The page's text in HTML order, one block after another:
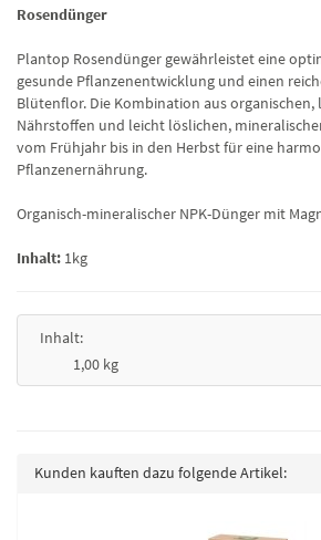
Rosendünger
Plantop Rosendünger gewährleistet eine
gesunde Pflanzenentwicklung und einen
Blütenflor. Die Kombination aus organischen,
Nährstoffen und leicht löslichen,
vom Frühjahr bis in den Herbst für eine
Pflanzenernährung.
Organisch-mineralischer NPK-Dünger mit
Inhalt: 1kg
Inhalt:
1,00 kg
Kunden kauften dazu folgende Artikel: